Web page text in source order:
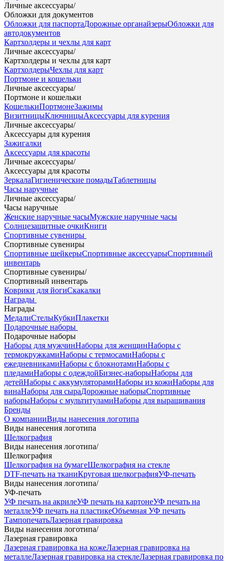
Личные аксессуары/
Обложки для документов
Обложки для паспортаДорожные органайзерыОбложки для
автодокументов
Картхолдеры и чехлы для карт
Личные аксессуары/
Картхолдеры и чехлы для карт
КартхолдерыЧехлы для карт
Портмоне и кошельки
Личные аксессуары/
Портмоне и кошельки
КошелькиПортмонеЗажимы
ВизитницыКлючницыАксессуары для курения
Личные аксессуары/
Аксессуары для курения
Зажигалки
Аксессуары для красоты
Личные аксессуары/
Аксессуары для красоты
ЗеркалаГигиенические помадыТаблетницы
Часы наручные
Личные аксессуары/
Часы наручные
Женские наручные часыМужские наручные часы
Солнцезащитные очкиКниги
Спортивные сувениры
Спортивные сувениры
Спортивные шейкерыСпортивные аксессуарыСпортивный
инвентарь
Спортивные сувениры/
Спортивный инвентарь
Коврики для йогиСкакалки
Награды
Награды
МедалиСтелыКубкиПлакетки
Подарочные наборы
Подарочные наборы
Наборы для мужчинНаборы для женщинНаборы с
термокружкамиНаборы с термосамиНаборы с
ежедневникамиНаборы с блокнотамиНаборы с
пледамиНаборы с одеждойБизнес-наборыНаборы для
детейНаборы с аккумуляторамиНаборы из кожиНаборы для
винаНаборы для сыраДорожные наборыСпортивные
наборыНаборы с мультитуламиНаборы для выращивания
Бренды
О компанииВиды нанесения логотипа
Виды нанесения логотипа
Шелкография
Виды нанесения логотипа/
Шелкография
Шелкография на бумагеШелкография на стекле
DTF-печать на тканиКруговая шелкографияУФ-печать
Виды нанесения логотипа/
УФ-печать
УФ печать на акрилеУФ печать на картонеУФ печать на
металлеУФ печать на пластикеОбъемная УФ печать
ТампопечатьЛазерная гравировка
Виды нанесения логотипа/
Лазерная гравировка
Лазерная гравировка на кожеЛазерная гравировка на
металлеЛазерная гравировка на стеклеЛазерная гравировка по